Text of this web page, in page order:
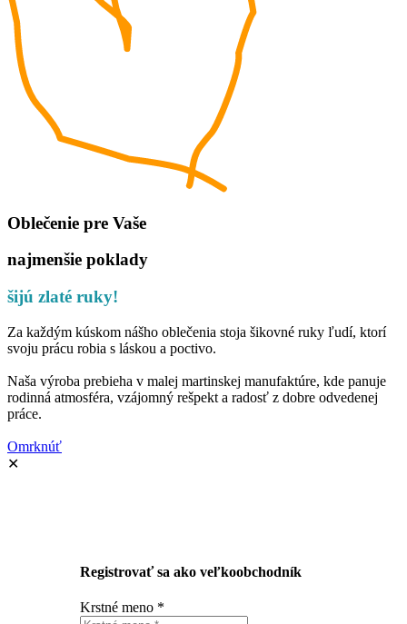
Oblečenie pre Vaše
najmenšie poklady
šijú zlaté ruky!
Za každým kúskom nášho oblečenia stoja šikovné ruky ľudí, ktorí
svoju prácu robia s láskou a poctivo.
Naša výroba prebieha v malej martinskej manufaktúre, kde panuje
rodinná atmosféra, vzájomný rešpekt a radosť z dobre odvedenej
práce.
Omrknúť
✕
Registrovať sa ako veľkoobchodník
Krstné meno *